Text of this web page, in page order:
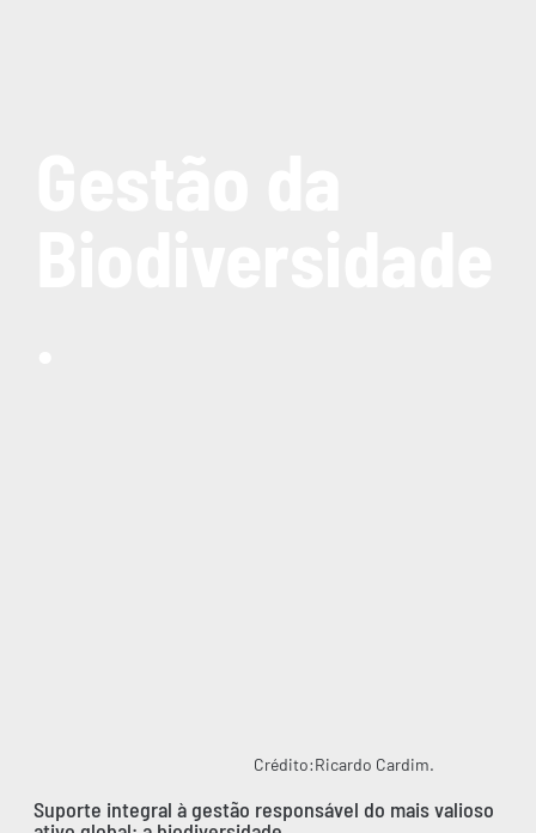
Suporte integral à gestão responsável do mais valioso
Crédito:Ricardo Cardim.